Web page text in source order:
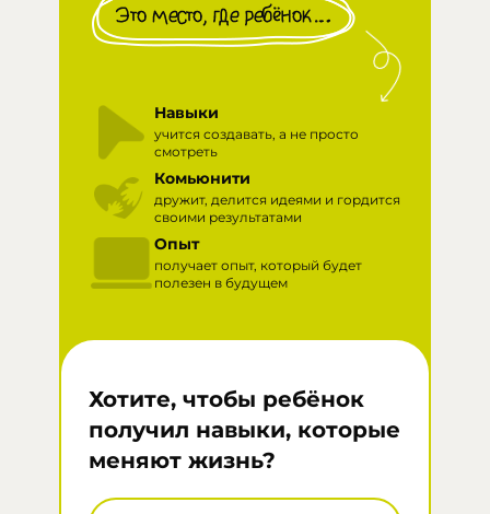
Это место, где ребёнок…
Навыки
учится создавать, а не просто
смотреть
Комьюнити
дружит, делится идеями и гордится
своими результатами
Опыт
получает опыт, который будет
полезен в будущем
Хотите, чтобы ребёнок
получил навыки, которые
меняют жизнь?